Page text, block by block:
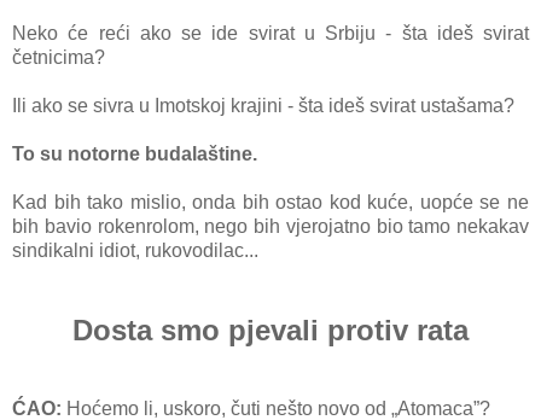
Neko će reći ako se ide svirat u Srbiju - šta ideš svirat
četnicima?
Ili ako se sivra u Imotskoj krajini - šta ideš svirat ustašama?
To su notorne budalaštine.
Kad bih tako mislio, onda bih ostao kod kuće, uopće se ne
bih bavio rokenrolom, nego bih vjerojatno bio tamo nekakav
sindikalni idiot, rukovodilac...
Dosta smo pjevali protiv rata
ĆAO: Hoćemo li, uskoro, čuti nešto novo od „Atomaca”?